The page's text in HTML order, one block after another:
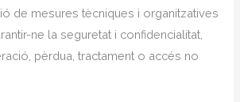
de mesures tècniques i organitzatives
ne la seguretat i confidencialitat,
pèrdua, tractament o accés no